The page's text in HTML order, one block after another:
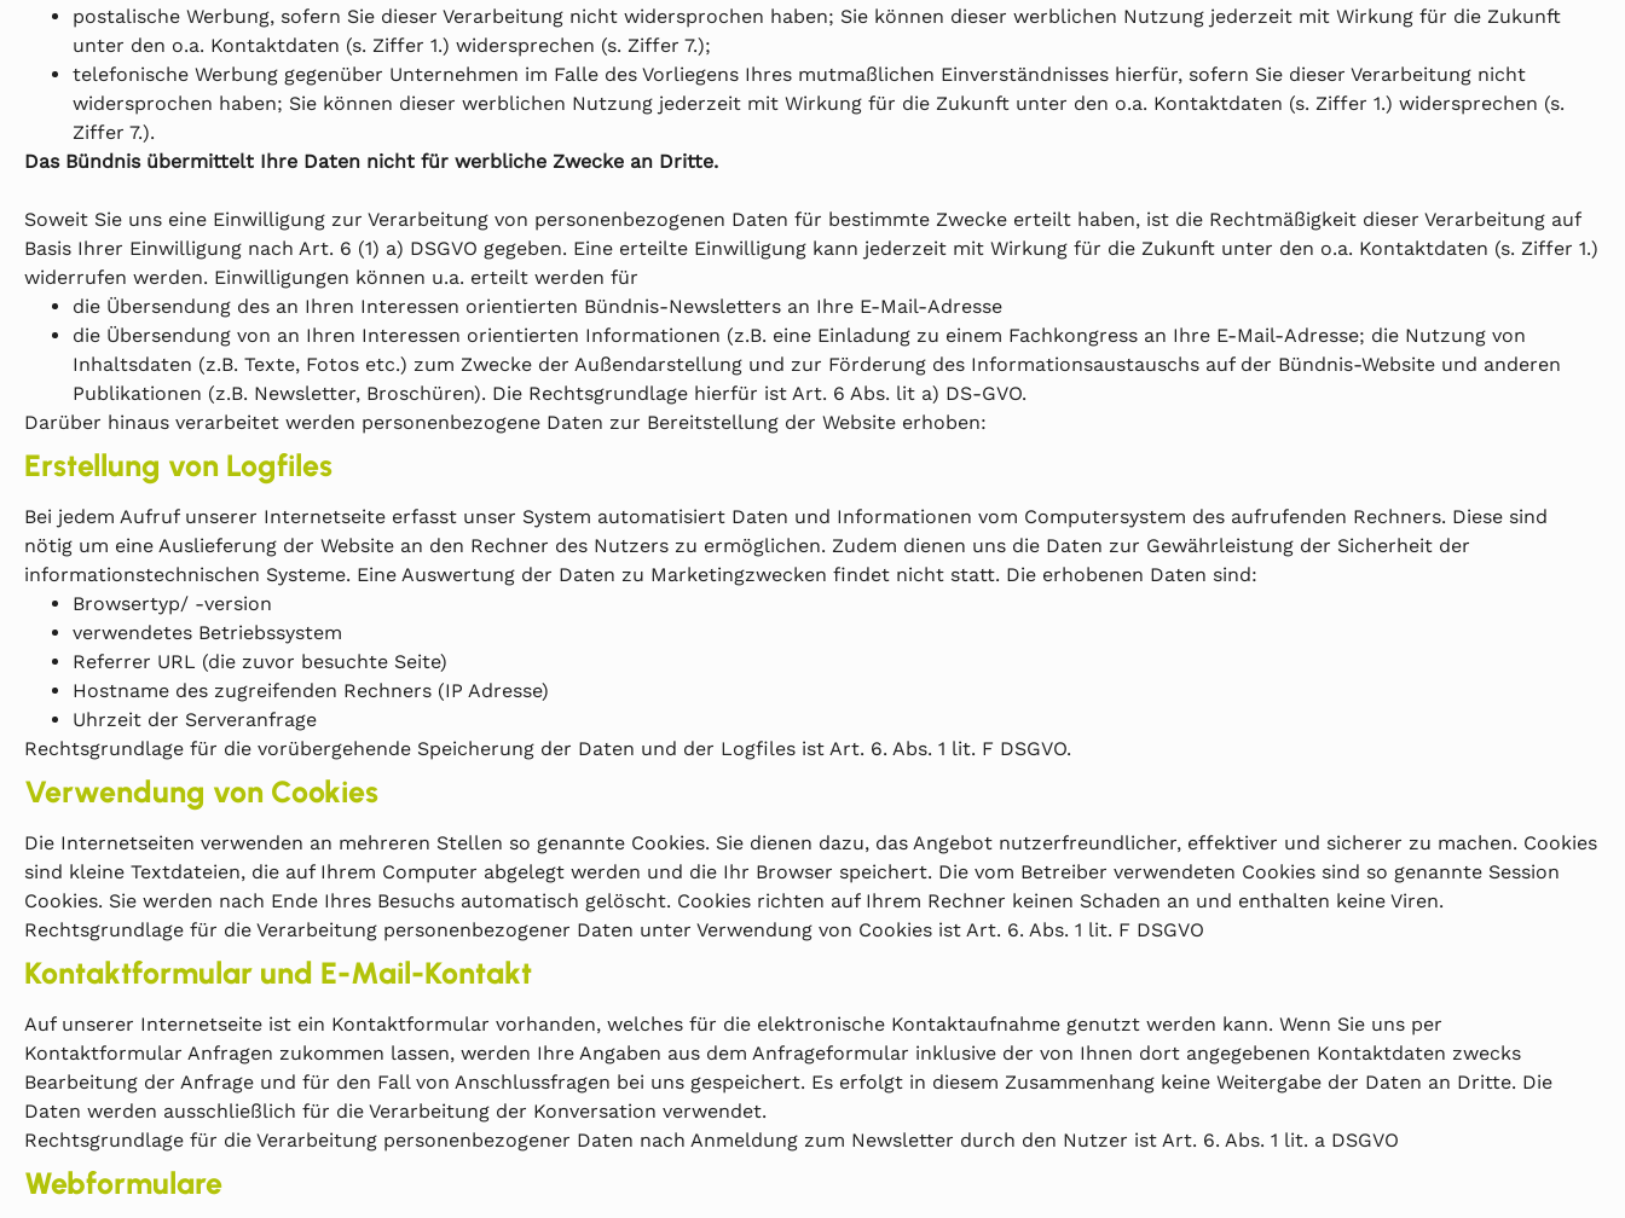
postalische Werbung, sofern Sie dieser Verarbeitung nicht widersprochen haben; Sie können dieser werblichen Nutzung jederzeit mit Wirkung für die Zukunft
unter den o.a. Kontaktdaten (s. Ziffer 1.) widersprechen (s. Ziffer 7.);
telefonische Werbung gegenüber Unternehmen im Falle des Vorliegens Ihres mutmaßlichen Einverständnisses hierfür, sofern Sie dieser Verarbeitung nicht
widersprochen haben; Sie können dieser werblichen Nutzung jederzeit mit Wirkung für die Zukunft unter den o.a. Kontaktdaten (s. Ziffer 1.) widersprechen (s.
Ziffer 7.).
Das Bündnis übermittelt Ihre Daten nicht für werbliche Zwecke an Dritte.
Soweit Sie uns eine Einwilligung zur Verarbeitung von personenbezogenen Daten für bestimmte Zwecke erteilt haben, ist die Rechtmäßigkeit dieser Verarbeitung auf
Basis Ihrer Einwilligung nach Art. 6 (1) a) DSGVO gegeben. Eine erteilte Einwilligung kann jederzeit mit Wirkung für die Zukunft unter den o.a. Kontaktdaten (s. Ziffer 1.)
widerrufen werden. Einwilligungen können u.a. erteilt werden für
die Übersendung des an Ihren Interessen orientierten Bündnis-Newsletters an Ihre E-Mail-Adresse
die Übersendung von an Ihren Interessen orientierten Informationen (z.B. eine Einladung zu einem Fachkongress an Ihre E-Mail-Adresse; die Nutzung von
Inhaltsdaten (z.B. Texte, Fotos etc.) zum Zwecke der Außendarstellung und zur Förderung des Informationsaustauschs auf der Bündnis-Website und anderen
Publikationen (z.B. Newsletter, Broschüren). Die Rechtsgrundlage hierfür ist Art. 6 Abs. lit a) DS-GVO.
Darüber hinaus verarbeitet werden personenbezogene Daten zur Bereitstellung der Website erhoben:
Erstellung von Logfiles
Bei jedem Aufruf unserer Internetseite erfasst unser System automatisiert Daten und Informationen vom Computersystem des aufrufenden Rechners. Diese sind
nötig um eine Auslieferung der Website an den Rechner des Nutzers zu ermöglichen. Zudem dienen uns die Daten zur Gewährleistung der Sicherheit der
informationstechnischen Systeme. Eine Auswertung der Daten zu Marketingzwecken findet nicht statt. Die erhobenen Daten sind:
Browsertyp/ -version
verwendetes Betriebssystem
Referrer URL (die zuvor besuchte Seite)
Hostname des zugreifenden Rechners (IP Adresse)
Uhrzeit der Serveranfrage
Rechtsgrundlage für die vorübergehende Speicherung der Daten und der Logfiles ist Art. 6. Abs. 1 lit. F DSGVO.
Verwendung von Cookies
Die Internetseiten verwenden an mehreren Stellen so genannte Cookies. Sie dienen dazu, das Angebot nutzerfreundlicher, effektiver und sicherer zu machen. Cookies
sind kleine Textdateien, die auf Ihrem Computer abgelegt werden und die Ihr Browser speichert. Die vom Betreiber verwendeten Cookies sind so genannte Session
Cookies. Sie werden nach Ende Ihres Besuchs automatisch gelöscht. Cookies richten auf Ihrem Rechner keinen Schaden an und enthalten keine Viren.
Rechtsgrundlage für die Verarbeitung personenbezogener Daten unter Verwendung von Cookies ist Art. 6. Abs. 1 lit. F DSGVO
Kontaktformular und E-Mail-Kontakt
Auf unserer Internetseite ist ein Kontaktformular vorhanden, welches für die elektronische Kontaktaufnahme genutzt werden kann. Wenn Sie uns per
Kontaktformular Anfragen zukommen lassen, werden Ihre Angaben aus dem Anfrageformular inklusive der von Ihnen dort angegebenen Kontaktdaten zwecks
Bearbeitung der Anfrage und für den Fall von Anschlussfragen bei uns gespeichert. Es erfolgt in diesem Zusammenhang keine Weitergabe der Daten an Dritte. Die
Daten werden ausschließlich für die Verarbeitung der Konversation verwendet.
Rechtsgrundlage für die Verarbeitung personenbezogener Daten nach Anmeldung zum Newsletter durch den Nutzer ist Art. 6. Abs. 1 lit. a DSGVO
Webformulare